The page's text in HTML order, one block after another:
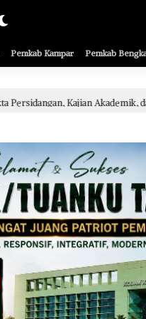
Pemkab Kampar Pemkab
dan SEMA No. 4 Tahun